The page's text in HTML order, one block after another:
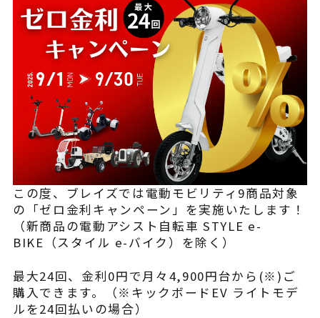
購入する
※類似品にご注意ください
ニュース
よくある質問
この度、ブレイズでは電動モビリティ9商品対象
の「ゼロ金利キャンペーン」を実施いたします！
（新商品の電動アシスト自転車 STYLE e-
BIKE（スタイル e-バイク）を除く）
最大24回、金利0円で月々4,900円台から(※)ご
購入できます。（※キックボードEV ライトモデ
ルを24回払いの場合）